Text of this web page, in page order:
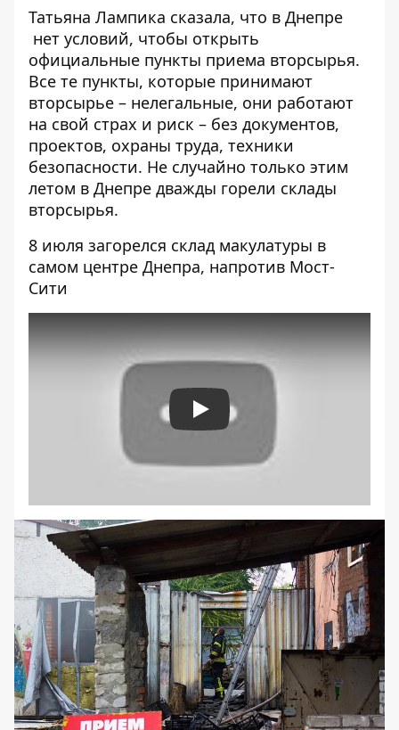
Татьяна Лампика сказала, что в Днепре
нет условий, чтобы открыть
официальные пункты приема вторсырья.
Все те пункты, которые принимают
вторсырье – нелегальные, они работают
на свой страх и риск – без документов,
проектов, охраны труда, техники
безопасности. Не случайно только этим
летом в Днепре дважды горели склады
вторсырья.
8 июля загорелся склад макулатуры в
самом центре Днепра, напротив Мост-
Сити
Play